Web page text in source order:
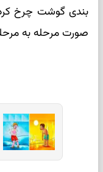
بندی گوشت چرخ
صورت مرحله به